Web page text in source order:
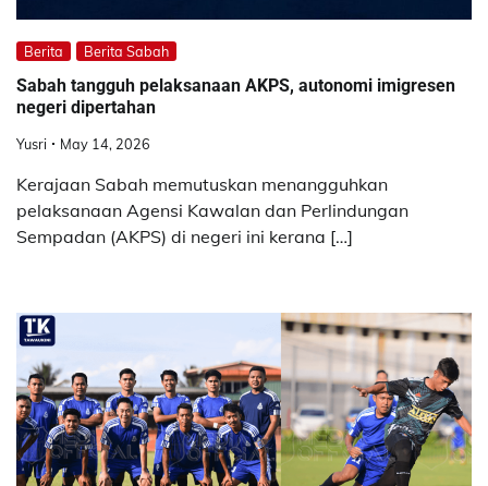
Berita Berita Sabah
Sabah tangguh pelaksanaan AKPS, autonomi imigresen
negeri dipertahan
Yusri May 14, 2026
Kerajaan Sabah memutuskan menangguhkan
pelaksanaan Agensi Kawalan dan Perlindungan
Sempadan (AKPS) di negeri ini kerana […]